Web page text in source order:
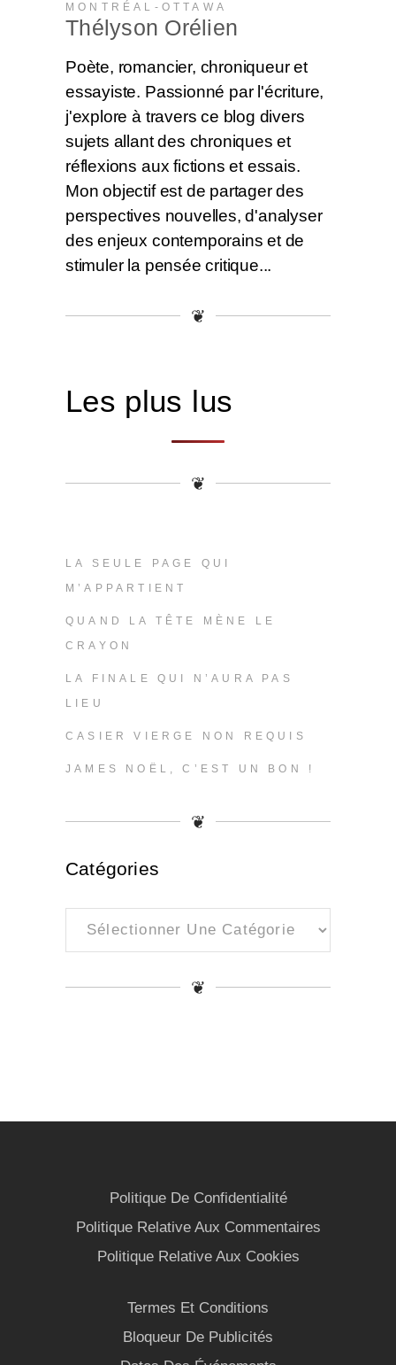
MONTRÉAL-OTTAWA
Thélyson Orélien
Poète, romancier, chroniqueur et
essayiste. Passionné par l'écriture,
j'explore à travers ce blog divers
sujets allant des chroniques et
réflexions aux fictions et essais.
Mon objectif est de partager des
perspectives nouvelles, d'analyser
des enjeux contemporains et de
stimuler la pensée critique...
❦
Les plus lus
❦
LA SEULE PAGE QUI
M’APPARTIENT
QUAND LA TÊTE MÈNE LE
CRAYON
LA FINALE QUI N’AURA PAS
LIEU
CASIER VIERGE NON REQUIS
JAMES NOËL, C’EST UN BON !
❦
Catégories
Catégories
❦
Politique De Confidentialité
Politique Relative Aux Commentaires
Politique Relative Aux Cookies
Termes Et Conditions
Bloqueur De Publicités